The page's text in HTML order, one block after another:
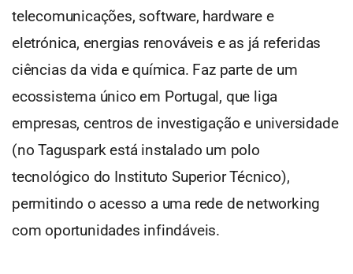
telecomunicações, software, hardware e
eletrónica, energias renováveis e as já referidas
ciências da vida e química. Faz parte de um
ecossistema único em Portugal, que liga
empresas, centros de investigação e universidade
(no Taguspark está instalado um polo
tecnológico do Instituto Superior Técnico),
permitindo o acesso a uma rede de networking
com oportunidades infindáveis.